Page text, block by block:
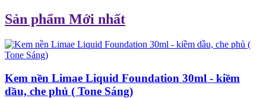
Sản phẩm Mới nhất
Kem nền Limae Liquid Foundation 30ml - kiềm
dầu, che phủ ( Tone Sáng)